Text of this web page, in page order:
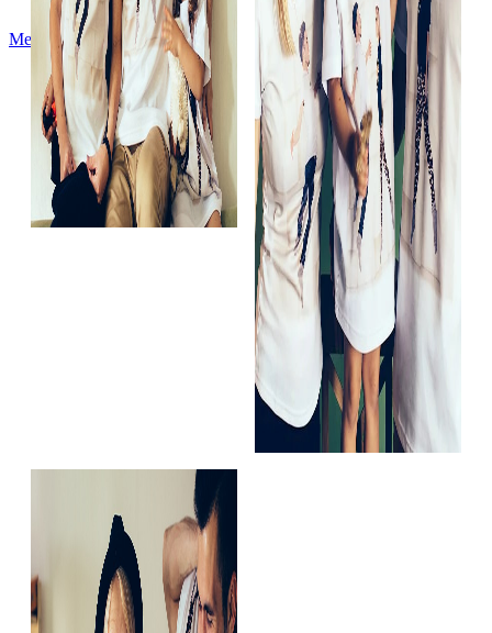
Меню